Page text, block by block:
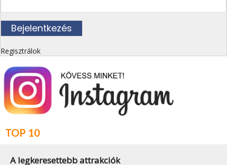
Regisztrálok
TOP 10
A legkeresettebb attrakciók